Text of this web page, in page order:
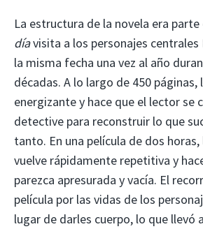
La estructura de la novela era
díavisita a los personajes centrales
la misma fecha una vez al año
décadas. A lo largo de 450 páginas,
energizante y hace que el lector se
detective para reconstruir lo que
tanto. En una película de dos
vuelve rápidamente repetitiva y
parezca apresurada y vacía. El
película por las vidas de los
lugar de darles cuerpo, lo que llevó